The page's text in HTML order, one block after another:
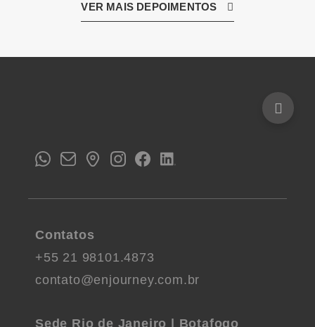
VER MAIS DEPOIMENTOS
Contatos
+55 21 98101.4873
contato@enjourney.com.br
Sede Rio de Janeiro | Botafogo